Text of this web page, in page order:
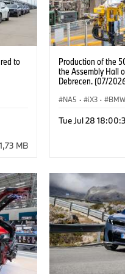
to
MB
Production of the
the Assembly Hall
Debrecen. (07/
NA5 · iX3 ·
Tue Jul 28